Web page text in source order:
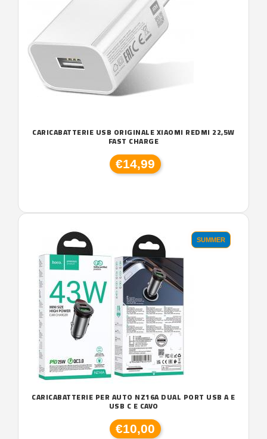
CARICABATTERIE USB ORIGINALE XIAOMI REDMI 22,5W
FAST CHARGE
€14,99
SUMMER
CARICABATTERIE PER AUTO NZ16A DUAL PORT USB A E
USB C E CAVO
€10,00